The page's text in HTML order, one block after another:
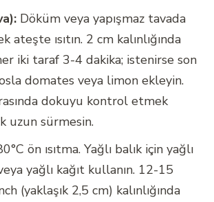
Döküm veya yapışmaz tavada
ateşte ısıtın. 2 cm kalınlığında
iki taraf 3-4 dakika; istenirse son
domates veya limon ekleyin.
dokuyu kontrol etmek
uzun sürmesin.
ön ısıtma. Yağlı balık için yağlı
yağlı kağıt kullanın. 12-15
(yaklaşık 2,5 cm) kalınlığında